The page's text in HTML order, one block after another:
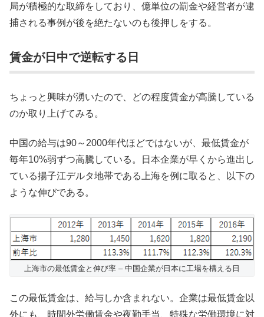
局が積極的な取締をしており、億単位の罰金や経営者が逮
捕される事例が後を絶たないのも後押しをする。
賃金が日中で逆転する日
ちょっと興味が湧いたので、どの程度賃金が高騰している
のか取り上げてみる。
中国の給与は90～2000年代ほどではないが、最低賃金が
毎年10%弱ずつ高騰している。日本企業が早くから進出し
ている揚子江デルタ地帯である上海を例に取ると、以下の
ような伸びである。
上海市の最低賃金と伸び率 – 中国企業が日本に工場を構える日
この最低賃金は、給与しか含まれない。企業は最低賃金以
外にも、時間外労働賃金や夜勤手当、特殊な労働環境に対